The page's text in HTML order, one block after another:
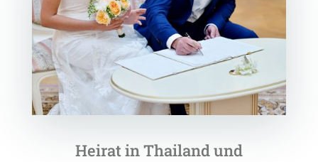
Heirat in Thailand und